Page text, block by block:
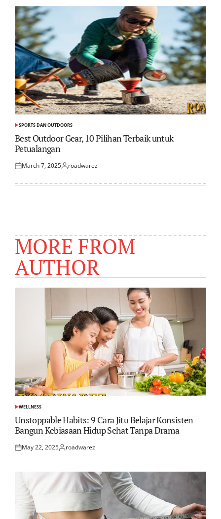
POSTED
IN
SPORTS DAN OUTDOORS
Best Outdoor Gear, 10 Pilihan Terbaik untuk
Petualangan
PostedMarch 7, 2025Posted
roadwarez
MORE FROM
AUTHOR
POSTED
IN
WELLNESS
Unstoppable Habits: 9 Cara Jitu Belajar Konsisten
Bangun Kebiasaan Hidup Sehat Tanpa Drama
Posted
May 22, 2025Posted
roadwarez